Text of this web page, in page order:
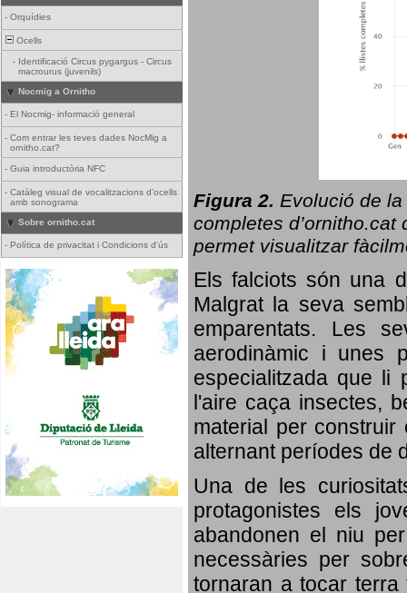
- Orquídies
Ocells
- Identificació Circus pygargus - Circus
macrourus (juvenils)
Nocmig a Ornitho
- El Nocmig- informació general
- Com entrar les teves dades NocMig a
ornitho.cat?
- Guia introductòria NFC
- Catàleg visual de vocalitzacions d'ocells
amb sonograma
Sobre ornitho.cat
- Política de privacitat i Condicions d'ús
Figura 2. Evolució de la
completes d’ornitho.cat
permet visualitzar
Els falciots són una
Malgrat la seva
emparentats. Les
aerodinàmic i unes
especialitzada que li
l'aire caça insectes,
material per
alternant períodes de
Una de les
protagonistes els
abandonen el niu
necessàries per
tornaran a tocar